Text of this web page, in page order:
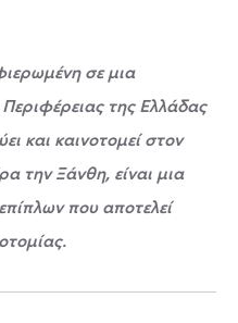
σε μια
Περιφέρειας της Ελλάδας
και καινοτομεί στον
την Ξάνθη, είναι μια
που αποτελεί